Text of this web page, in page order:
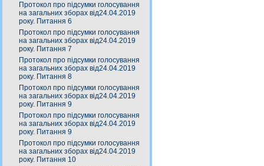
Протокол про підсумки голосування
на загальних зборах від24.04.2019
року. Питання 6
Протокол про підсумки голосування
на загальних зборах від24.04.2019
року. Питання 7
Протокол про підсумки голосування
на загальних зборах від24.04.2019
року. Питання 8
Протокол про підсумки голосування
на загальних зборах від24.04.2019
року. Питання 9
Протокол про підсумки голосування
на загальних зборах від24.04.2019
року. Питання 9
Протокол про підсумки голосування
на загальних зборах від24.04.2019
року. Питання 10